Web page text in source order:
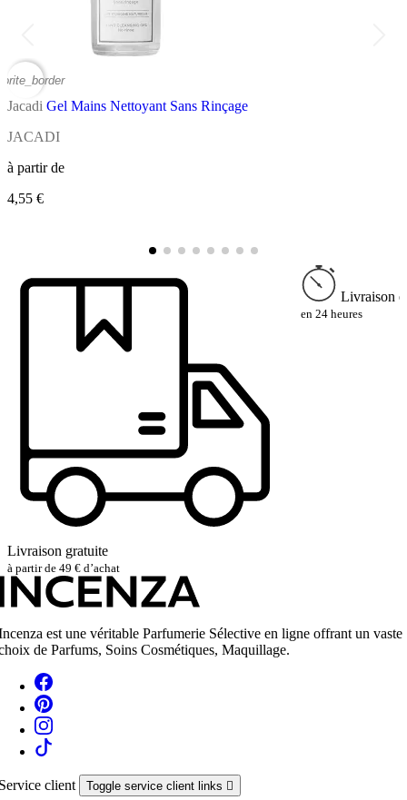
Jacadi Gel Mains Nettoyant Sans Rinçage
JACADI
à partir de
4,55 €
Livraison gratuite
à partir de 49 € d’achat
Livraison
en 24 heures
est une véritable Parfumerie Sélective en ligne offrant un vaste
de Parfums, Soins Cosmétiques, Maquillage.
client Toggle service client links 